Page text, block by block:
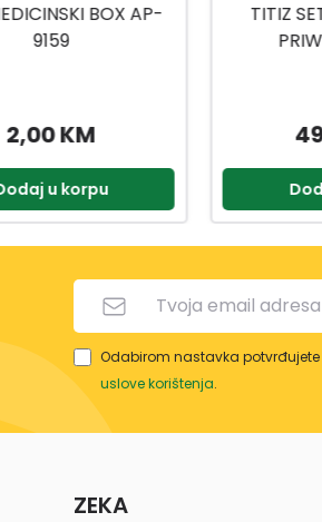
ZA KUPATILO
TP-557
49,90 KM
u korpu
TITIZ
Odabirom nastavka
uslove korištenja.
ZEKA